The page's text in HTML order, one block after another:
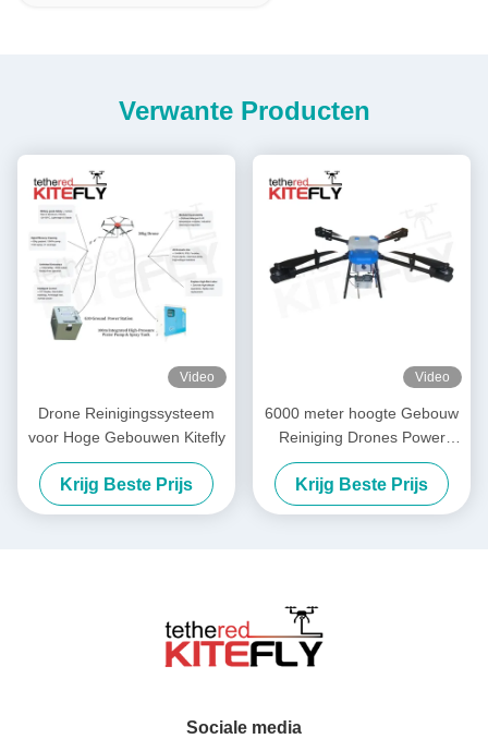
Verwante Producten
Video
Drone Reinigingssysteem
voor Hoge Gebouwen Kitefly
Krijg Beste Prijs
Video
6000 meter hoogte Gebouw
Reiniging Drones Power
Wassen Drone SF-90X-150
Kitefly
Krijg Beste Prijs
Sociale media